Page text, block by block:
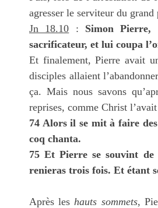
agresser le serviteur du
Jn 18.10 : Simon
sacrificateur, et lui coupa
Et finalement, Pierre avait
disciples allaient
ça. Mais nous savons
reprises, comme Christ
74 Alors il se mit à faire
coq chanta.
75 Et Pierre se souvint
renieras trois fois. Et étant
Après les hauts sommets,